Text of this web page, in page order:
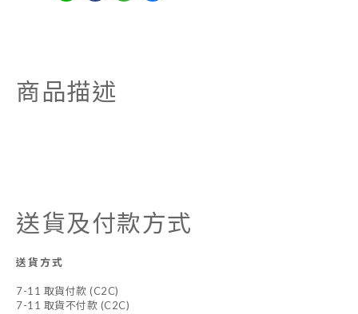
商品描述
送貨及付款方式
送貨方式
7-11 取貨付款 (C2C)
7-11 取貨不付款 (C2C)